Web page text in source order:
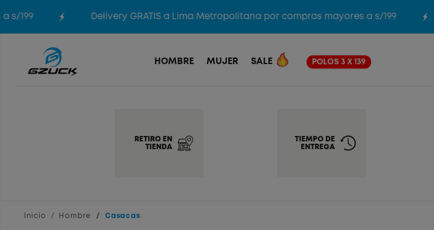
Delivery GRATIS a Lima Metropolitana por compras mayores a s/199
HOMBRE MUJER SALE POLOS 3 X 139
RETIRO EN
TIENDA
TIEMPO DE
ENTREGA
Inicio Hombre Casacas